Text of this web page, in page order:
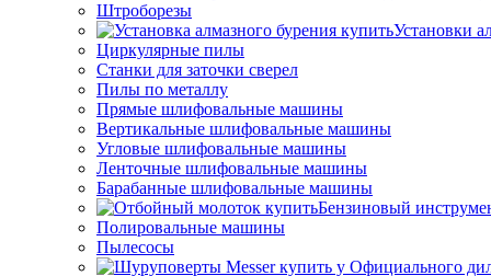
Штроборезы
Установки
Циркулярные пилы
Станки для заточки сверел
Пилы по металлу
Прямые шлифовальные машины
Вертикальные шлифовальные машины
Угловые шлифовальные машины
Ленточные шлифовальные машины
Барабанные шлифовальные машины
Бензиновый
Полировальные машины
Пылесосы